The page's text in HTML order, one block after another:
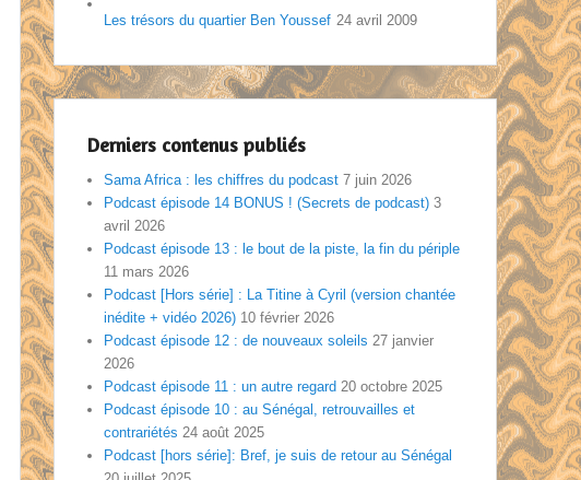
Les trésors du quartier Ben Youssef 24 avril 2009
Derniers contenus publiés
Sama Africa : les chiffres du podcast 7 juin 2026
Podcast épisode 14 BONUS ! (Secrets de podcast) 3
avril 2026
Podcast épisode 13 : le bout de la piste, la fin du périple
11 mars 2026
Podcast [Hors série] : La Titine à Cyril (version chantée
inédite + vidéo 2026) 10 février 2026
Podcast épisode 12 : de nouveaux soleils 27 janvier
2026
Podcast épisode 11 : un autre regard 20 octobre 2025
Podcast épisode 10 : au Sénégal, retrouvailles et
contrariétés 24 août 2025
Podcast [hors série]: Bref, je suis de retour au Sénégal